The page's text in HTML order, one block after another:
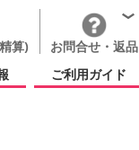
算)
お問合せ・返品
ご利用ガイド